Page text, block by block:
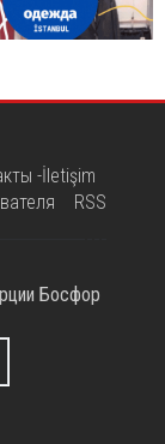
-İletişim
RSS
Босфор